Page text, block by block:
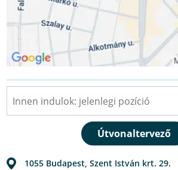
1055 Budapest,Szent István krt. 29.